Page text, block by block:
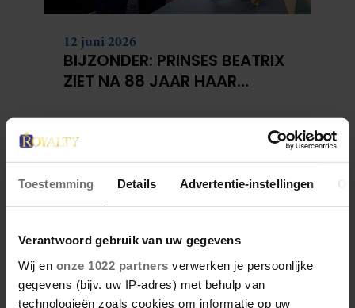
Toestemming Details Advertentie-instellingen
Verantwoord gebruik van uw gegevens
Wij en onze 1022 partners verwerken je persoonlijke
gegevens (bijv. uw IP-adres) met behulp van
technologieën zoals cookies om informatie op uw
12 juni 2026
BIJZONDER: PRINSES BEATRIX
ZIET NA 88 JAAR HAAR